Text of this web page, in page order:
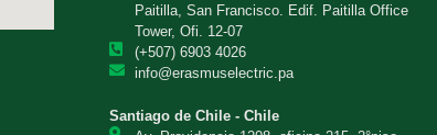
Paitilla, San Francisco. Edif. Paitilla Office
Tower, Ofi. 12-07
(+507) 6903 4026
info@erasmuselectric.pa
Santiago de Chile - Chile